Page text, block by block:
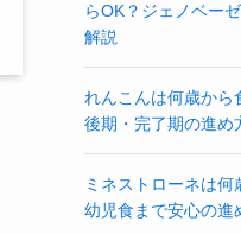
らOK？ジェノベー
解説
れんこんは何歳から
後期・完了期の進め
ミネストローネは何
幼児食まで安心の進